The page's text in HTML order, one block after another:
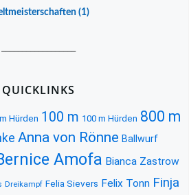
(1)
QUICKLINKS
Hürden 100 m 100 m Hürden 800 m
Anna von Rönne Ballwurf
Amofa Bianca Zastrow
Dreikampf Felia Sievers Felix Tonn Finja